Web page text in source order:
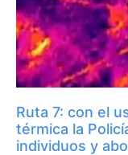
Ruta 7: con el
térmica la
individuos y